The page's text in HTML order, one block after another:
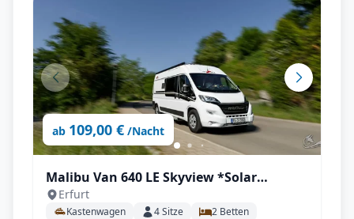
ab 109,00 € /Nacht
Malibu Van 640 LE Skyview *Solar
*Autark
Erfurt
Kastenwagen 4Sitze 2 Betten